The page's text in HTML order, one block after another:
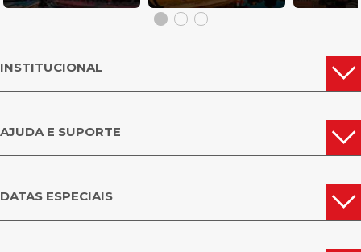
INSTITUCIONAL
AJUDA E SUPORTE
DATAS ESPECIAIS